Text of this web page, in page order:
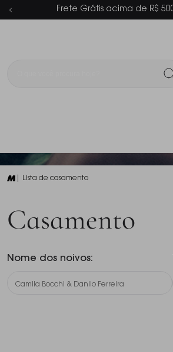
Parcelamento em até 6x sem
| Lista de casamento
Casamento
Nome dos noivos:
Camila Bocchi & Danilo Ferreira